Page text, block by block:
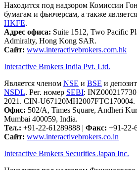
Находится под надзором Комиссии
бумагам и фьючерсам, а также
HKFE.
Адрес офиса: Suite 1512, Two Pacific
Admiralty, Hong Kong SAR.
Сайт: www.interactivebrokers.com.hk
Interactive Brokers India Pvt. Ltd.
Является членом NSE и BSE и
NSDL. Рег. номер SEBI:
2021. CIN-U67120MH2007FTC170004.
Офис: 502/A, Times Square, Andheri
Mumbai 400059, India.
Тел.: +91-22-61289888 | Факс: +91-22-
Сайт: www.interactivebrokers.co.in
Interactive Brokers Securities Japan Inc.